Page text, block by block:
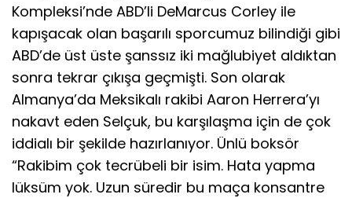
Kompleksi’nde ABD’li DeMarcus Corley ile
kapışacak olan başarılı sporcumuz bilindiği gibi
ABD’de üst üste şanssız iki mağlubiyet aldıktan
sonra tekrar çıkışa geçmişti. Son olarak
Almanya’da Meksikalı rakibi Aaron Herrera’yı
nakavt eden Selçuk, bu karşılaşma için de çok
iddialı bir şekilde hazırlanıyor. Ünlü boksör
“Rakibim çok tecrübeli bir isim. Hata yapma
lüksüm yok. Uzun süredir bu maça konsantre